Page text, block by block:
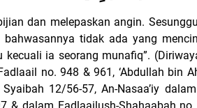
dan melepaskan angin.
tidak ada yang
ia seorang munafiq”.
no. 948 & 961, ‘Abdullah bin
12/56-57, An-Nasaa’iy